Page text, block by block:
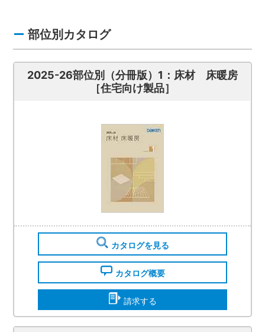
部位別カタログ
2025-26部位別（分冊版）1：床材 床暖房
［住宅向け製品］
カタログを見る
カタログ概要
請求する